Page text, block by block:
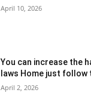
April 10, 2026
You can increase the
laws Home just follow
April 2, 2026